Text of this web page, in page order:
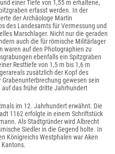
einer Tiefe von 1,55 m erhaltene,
erfasst werden. In der
der Archäologe Martin
des Landesamts für Vermessung und
Marschlager. Nicht nur die geraden
auch die für römische Militärlager
waren auf den Photographien zu
ebenfalls ein Spitzgraben
Resttiefe von 1,5 m bis 1,6 m
zusätzlich der Kopf des
gewesen sein
das frühe dritte Jahrhundert
im 12. Jahrhundert erwähnt. Die
1162 erfolgte in einem Schriftstück
Als Stadtgründer wird Albrecht
Siedler in die Gegend holte. In
Königreichs Westphalen war Aken